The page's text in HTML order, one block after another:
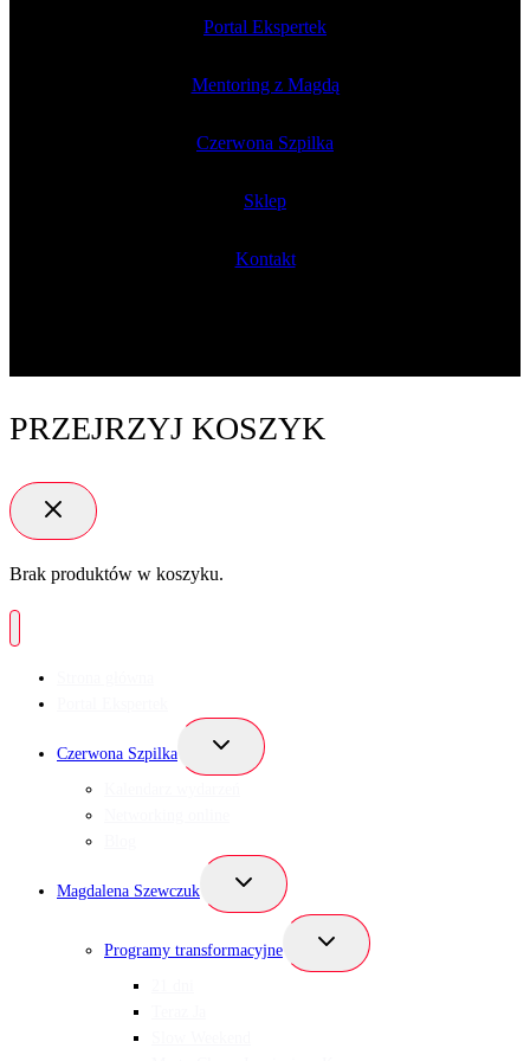
Portal Ekspertek
Mentoring z Magdą
Czerwona Szpilka
Sklep
Kontakt
PRZEJRZYJ KOSZYK
Brak produktów w koszyku.
Czerwona Szpilka
Przełącz
podrzędne
Magdalena Szewczuk
Przełącz
podrzędne
Programy transformacyjne
Przełącz
podrzędne